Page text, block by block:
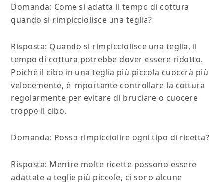
Domanda: Come si adatta il tempo di cottura
quando si rimpicciolisce una teglia?
Risposta: Quando si rimpicciolisce una teglia, il
tempo di cottura potrebbe dover essere ridotto.
Poiché il cibo in una teglia più piccola cuocerà più
velocemente, è importante controllare la cottura
regolarmente per evitare di bruciare o cuocere
troppo il cibo.
Domanda: Posso rimpicciolire ogni tipo di ricetta?
Risposta: Mentre molte ricette possono essere
adattate a teglie più piccole, ci sono alcune